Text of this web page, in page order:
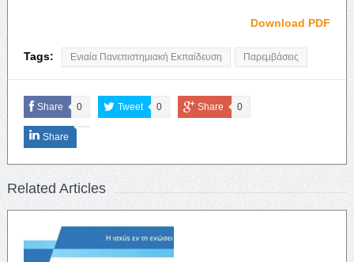
Download PDF
Tags: Ενιαία Πανεπιστημιακή Εκπαίδευση Παρεμβάσεις
Share 0 Tweet 0 Share 0
Share
Related Articles